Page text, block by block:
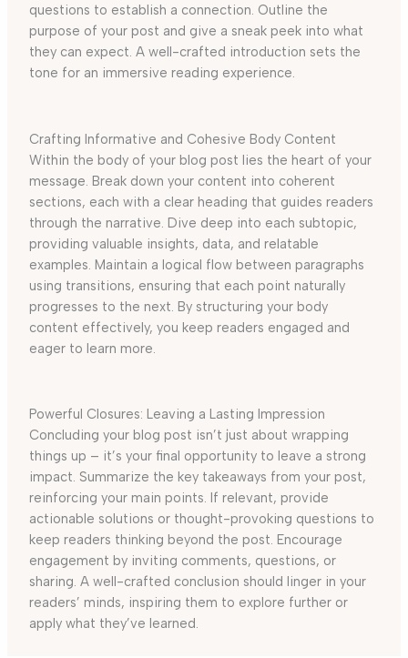
questions to establish a connection. Outline the
purpose of your post and give a sneak peek into what
they can expect. A well-crafted introduction sets the
tone for an immersive reading experience.
Crafting Informative and Cohesive Body Content
Within the body of your blog post lies the heart of your
message. Break down your content into coherent
sections, each with a clear heading that guides readers
through the narrative. Dive deep into each subtopic,
providing valuable insights, data, and relatable
examples. Maintain a logical flow between paragraphs
using transitions, ensuring that each point naturally
progresses to the next. By structuring your body
content effectively, you keep readers engaged and
eager to learn more.
Powerful Closures: Leaving a Lasting Impression
Concluding your blog post isn’t just about wrapping
things up – it’s your final opportunity to leave a strong
impact. Summarize the key takeaways from your post,
reinforcing your main points. If relevant, provide
actionable solutions or thought-provoking questions to
keep readers thinking beyond the post. Encourage
engagement by inviting comments, questions, or
sharing. A well-crafted conclusion should linger in your
readers’ minds, inspiring them to explore further or
apply what they’ve learned.